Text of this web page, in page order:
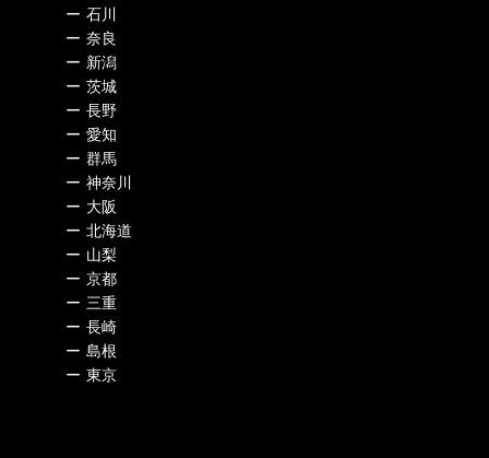
ー 石川
ー 奈良
ー 新潟
ー 茨城
ー 長野
ー 愛知
ー 群馬
ー 神奈川
ー 大阪
ー 北海道
ー 山梨
ー 京都
ー 三重
ー 長崎
ー 島根
ー 東京